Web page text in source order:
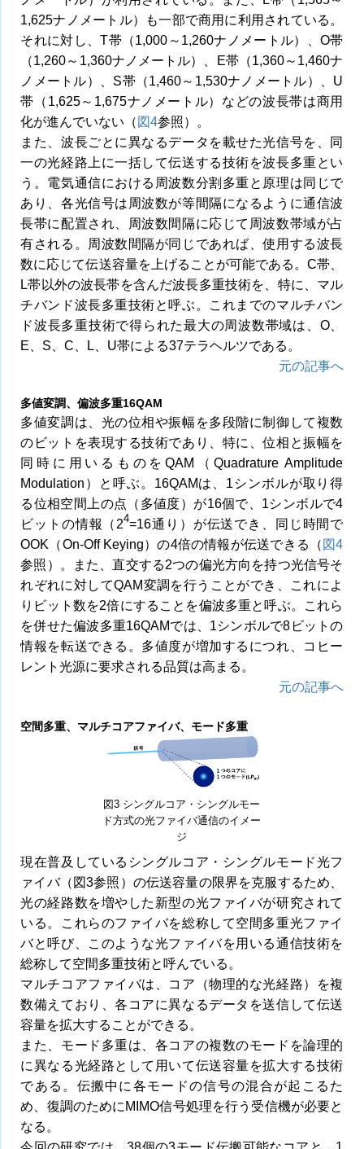
1,625ナノメートル）も一部で商用に利用されている。
それに対し、T帯（1,000～1,260ナノメートル）、O帯
（1,260～1,360ナノメートル）、E帯（1,360～1,460ナ
ノメートル）、S帯（1,460～1,530ナノメートル）、U
帯（1,625～1,675ナノメートル）などの波長帯は商用
化が進んでいない（ 図4参照）。
また、波長ごとに異なるデータを載せた光信号を、同
一の光経路上に一括して伝送する技術を波長多重とい
う。電気通信における周波数分割多重と原理は同じで
あり、各光信号は周波数が等間隔になるように通信波
長帯に配置され、周波数間隔に応じて周波数帯域が占
有される。周波数間隔が同じであれば、使用する波長
数に応じて伝送容量を上げることが可能である。C帯、
L帯以外の波長帯を含んだ波長多重技術を、特に、マル
チバンド波長多重技術と呼ぶ。これまでのマルチバン
ド波長多重技術で得られた最大の周波数帯域は、O、
E、S、C、L、U帯による37テラヘルツである。
元の記事へ
多値変調、偏波多重16QAM
多値変調は、光の位相や振幅を多段階に制御して複数
のビットを表現する技術であり、特に、位相と振幅を
同時に用いるものをQAM（Quadrature Amplitude
Modulation）と呼ぶ。16QAMは、1シンボルが取り得
る位相空間上の点（多値度）が16個で、1シンボルで4
ビットの情報（24=16通り）が伝送でき、同じ時間で
OOK（On-Off Keying）の4倍の情報が伝送できる（ 図4
参照）。また、直交する2つの偏光方向を持つ光信号そ
れぞれに対してQAM変調を行うことができ、これによ
りビット数を2倍にすることを偏波多重と呼ぶ。これら
を併せた偏波多重16QAMでは、1シンボルで8ビットの
情報を転送できる。多値度が増加するにつれ、コヒー
レント光源に要求される品質は高まる。
元の記事へ
空間多重、マルチコアファイバ、モード多重
図3 シングルコア・シングルモー
ド方式の光ファイバ通信のイメー
ジ
現在普及しているシングルコア・シングルモード光フ
ァイバ（図3参照）の伝送容量の限界を克服するため、
光の経路数を増やした新型の光ファイバが研究されて
いる。これらのファイバを総称して空間多重光ファイ
バと呼び、このような光ファイバを用いる通信技術を
総称して空間多重技術と呼んでいる。
マルチコアファイバは、コア（物理的な光経路）を複
数備えており、各コアに異なるデータを送信して伝送
容量を拡大することができる。
また、モード多重は、各コアの複数のモードを論理的
に異なる光経路として用いて伝送容量を拡大する技術
である。伝搬中に各モードの信号の混合が起こるた
め、復調のためにMIMO信号処理を行う受信機が必要と
なる。